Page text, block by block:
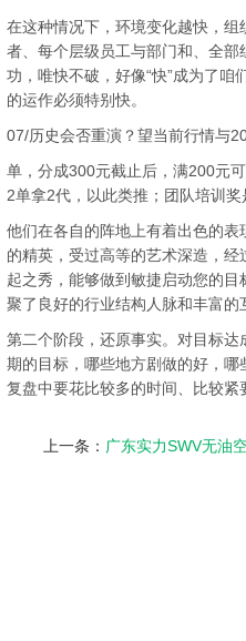
在这种情况下，环境变化越快，
者、每个层级员工与部门和、全
功，唯快不破，好像“快”成为了
的运作必须特别快。
07/历史会否重演？望当前行情与
单，分成300元截止后，满200元
2单拿2代，以此类推；团队培训
他们在各自的阵地上有着出色的
的精英，受过高等的艺术深造，
起之秀，能够做到敏捷启动您的
聚了良好的行业结构人脉和丰富的
第二个阶段，还原事实。对目标
期的目标，哪些地方剧做的好，
复盘中要花比较多的时间、比较紧
上一条： 广东实力SWV无油